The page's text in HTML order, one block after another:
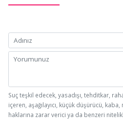
Suç teşkil edecek, yasadışı, tehditkar,
içeren, aşağılayıcı, küçük düşürücü,
haklarına zarar verici ya da benzeri